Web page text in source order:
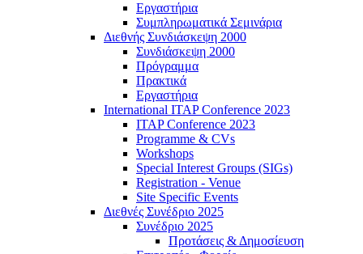
Εργαστήρια
Συμπληρωματικά Σεμινάρια
Διεθνής Συνδιάσκεψη 2000
Συνδιάσκεψη 2000
Πρόγραμμα
Πρακτικά
Εργαστήρια
International ITAP Conference 2023
ITAP Conference 2023
Programme & CVs
Workshops
Special Interest Groups (SIGs)
Registration - Venue
Site Specific Events
Διεθνές Συνέδριο 2025
Συνέδριο 2025
Προτάσεις & Δημοσίευση